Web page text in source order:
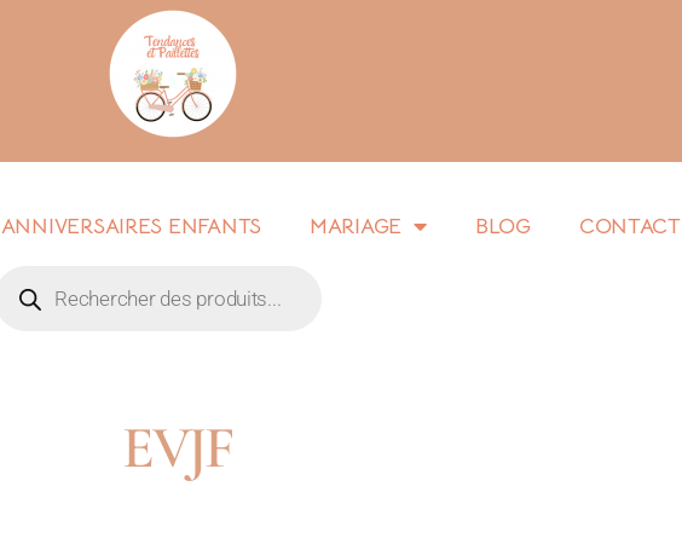
ANNIVERSAIRES ENFANTS MARIAGE BLOG CONTACT
EVJF